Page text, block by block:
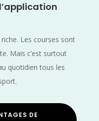
Les courses sont
Mais c’est surtout
quotidien tous les
DE